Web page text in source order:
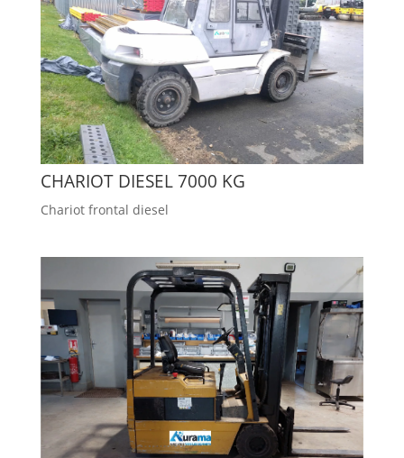
CHARIOT DIESEL 7000 KG
Chariot frontal diesel